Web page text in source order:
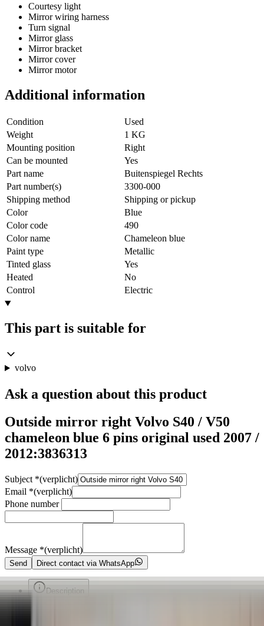
Courtesy light
Mirror wiring harness
Turn signal
Mirror glass
Mirror bracket
Mirror cover
Mirror motor
Additional information
Condition
Used
Weight
1 KG
Mounting position
Right
Can be mounted
Yes
Part name
Buitenspiegel Rechts
Part number(s)
3300-000
Shipping method
Shipping or pickup
Color
Blue
Color code
490
Color name
Chameleon blue
Paint type
Metallic
Tinted glass
Yes
Heated
No
Control
Electric
This part is suitable for
volvo
Ask a question about this product
Outside mirror right Volvo S40 / V50
chameleon blue 6 pins original used 2007 /
2012:3836313
Subject *(verplicht)
Email *(verplicht)
Phone number
Message *(verplicht)
Send Direct contact via WhatsApp
Description
Originele buitenspiegel van een Volvo V50 uit 2009. Past ook op